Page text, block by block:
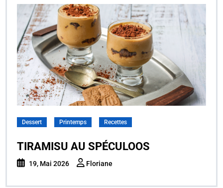
Dessert Printemps Recettes
TIRAMISU AU SPÉCULOOS
19, Mai 2026 Floriane